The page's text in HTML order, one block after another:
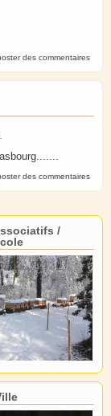
des commentaires
.
des commentaires
/